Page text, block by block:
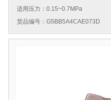
适用压力：0.15~0.7MPa
货品编号：G5BB5A4CAE073D